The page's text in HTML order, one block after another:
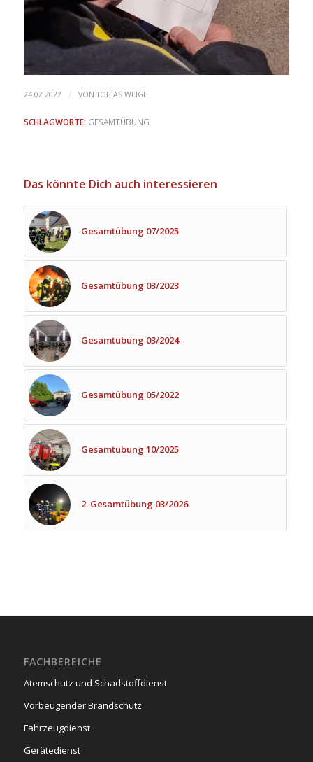
24.02.2022 / VONTOBIAS WEIGL
SCHLAGWORTE: GESAMTÜBUNG
Das könnte Dich auch interessieren
Gesamtübung 07/2025
Gesamtübung 03/2023
Gesamtübung 03/2024
Gesamtübung 05/2022
Gesamtübung 10/2025
2. Gesamtübung 03/2026
FACHBEREICHE
Atemschutz und Schadstoffdienst
Vorbeugender Brandschutz
Fahrzeugdienst
Gerätedienst